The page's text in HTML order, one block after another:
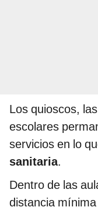
Los quioscos,
escolares
servicios en lo
sanitaria.
Dentro de las
distancia